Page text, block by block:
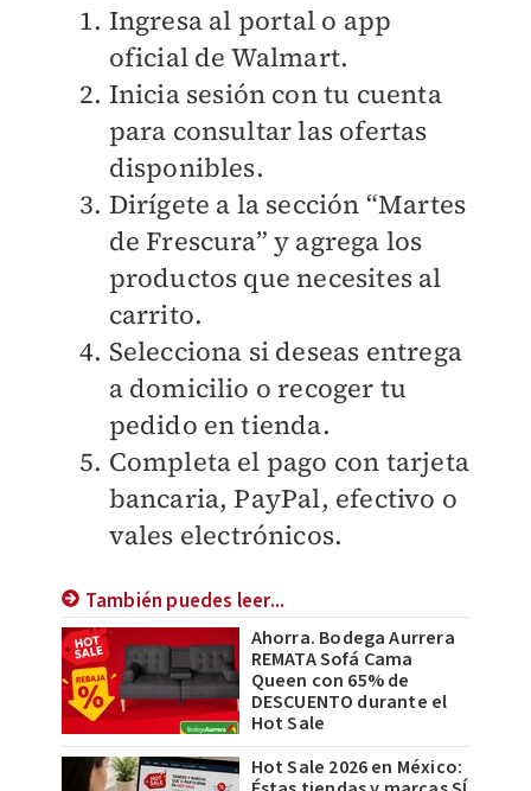
Ingresa al portal o app
oficial de Walmart.
Inicia sesión con tu cuenta
para consultar las ofertas
disponibles.
Dirígete a la sección “Martes
de Frescura” y agrega los
productos que necesites al
carrito.
Selecciona si deseas entrega
a domicilio o recoger tu
pedido en tienda.
Completa el pago con tarjeta
bancaria, PayPal, efectivo o
vales electrónicos.
También puedes leer...
Ahorra. Bodega Aurrera
REMATA Sofá Cama
Queen con 65% de
DESCUENTO durante el
Hot Sale
Hot Sale 2026 en México: